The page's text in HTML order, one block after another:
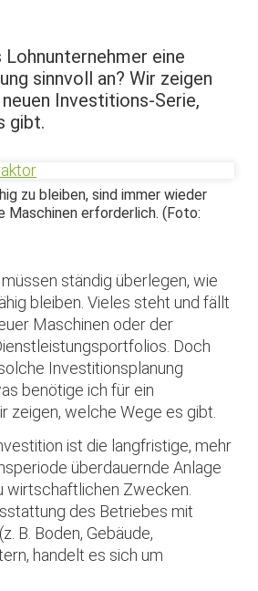
Lohnunternehmer eine
sinnvoll an? Wir zeigen
Investitions-Serie,
gibt.
zu bleiben, sind immer wieder
Maschinen erforderlich. (Foto:
ständig überlegen, wie
bleiben. Vieles steht und fällt
Maschinen oder der
Doch
Investitionsplanung
benötige ich für ein
zeigen, welche Wege es gibt.
ist die langfristige, mehr
überdauernde Anlage
wirtschaftlichen Zwecken.
des Betriebes mit
B. Boden, Gebäude,
handelt es sich um